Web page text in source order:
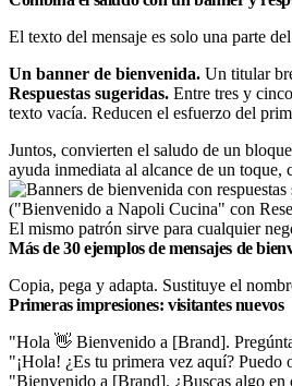
El texto del mensaje es solo una parte
Un banner de bienvenida. Un titular
Respuestas sugeridas. Entre tres y
texto vacía. Reducen el esfuerzo del
Juntos, convierten el saludo de un
ayuda inmediata al alcance de un
El mismo patrón sirve para cualquier
Más de 30 ejemplos de mensajes de
Copia, pega y adapta. Sustituye el
Primeras impresiones: visitantes nuevos
"Hola 👋 Bienvenido a [Brand].
"¡Hola! ¿Es tu primera vez aquí? Puedo
"Bienvenido a [Brand]. ¿Buscas algo en